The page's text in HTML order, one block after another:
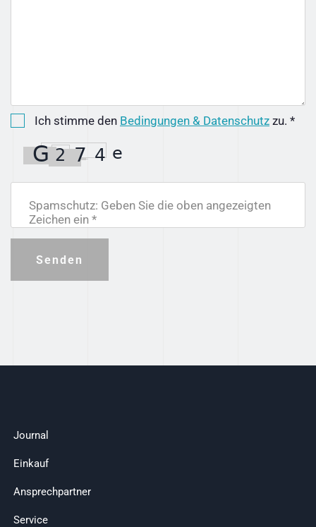
Ich stimme den Bedingungen & Datenschutz zu. *
Spamschutz: Geben Sie die oben angezeigten
Zeichen ein *
Senden
Journal
Einkauf
Ansprechpartner
Service